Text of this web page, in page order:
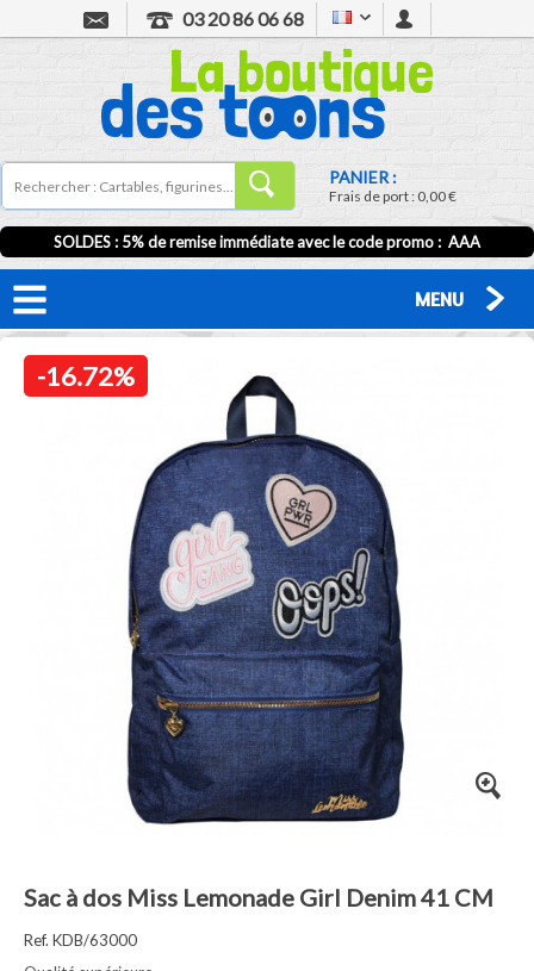
03 20 86 06 68
PANIER :
Frais de port :0,00 €
SOLDES : 5% de remise immédiate avec le code promo : AAA
MENU
-16.72%
Sac à dos Miss Lemonade Girl Denim 41 CM
Ref. KDB/63000